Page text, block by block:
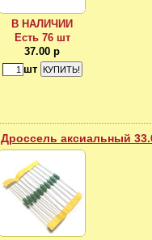
В НАЛИЧИИ
Есть 76 шт
37.00 р
шт
Дроссель аксиальный